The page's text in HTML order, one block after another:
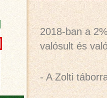
2018-ban a
valósult és
- A Zolti